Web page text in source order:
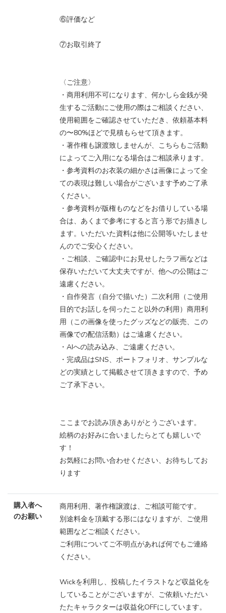
⑥評価など
⑦お取引終了
〈ご注意〉
・商用利用不可になります、何かしら金銭が発
生するご活動にご使用の際はご相談ください、
使用範囲をご確認させていただき、依頼基本料
の〜80%ほどで見積もらせて頂きます。
・著作権も譲渡致しませんが、こちらもご活動
によってご入用になる場合はご相談承ります。
・参考資料のお衣装の細かさは画像によって全
ての表現は難しい場合がございます予めご了承
ください。
・参考資料が版権ものなどをお借りしている場
合は、あくまで参考にすると言う形でお描きし
ます。いただいた資料は他に公開等いたしませ
んのでご安心ください。
・ご相談、ご確認中にお見せしたラフ画などは
保存いただいて大丈夫ですが、他への公開はご
遠慮ください。
・自作発言（自分で描いた）二次利用（ご使用
目的でお話しを伺ったこと以外の利用）商用利
用（この画像を使ったグッズなどの販売、この
画像での配信活動）はご遠慮ください。
・AIへの読み込み、ご遠慮ください。
・完成品はSNS、ポートフォリオ、サンプルな
どの実績として掲載させて頂きますので、予め
ご了承下さい。
ここまでお読み頂きありがとうございます。
絵柄のお好みに合いましたらとても嬉しいで
す！
お気軽にお問い合わせください、お待ちしてお
ります
購入者へ
のお願い
商用利用、著作権譲渡は、ご相談可能です。
別途料金を頂戴する形にはなりますが、ご使用
範囲などご相談ください。
ご利用についてご不明点があれば何でもご連絡
ください。
Wickを利用し、投稿したイラストなど収益化を
していることがございますが、ご依頼いただい
たたキャラクターは収益化OFFにしています。